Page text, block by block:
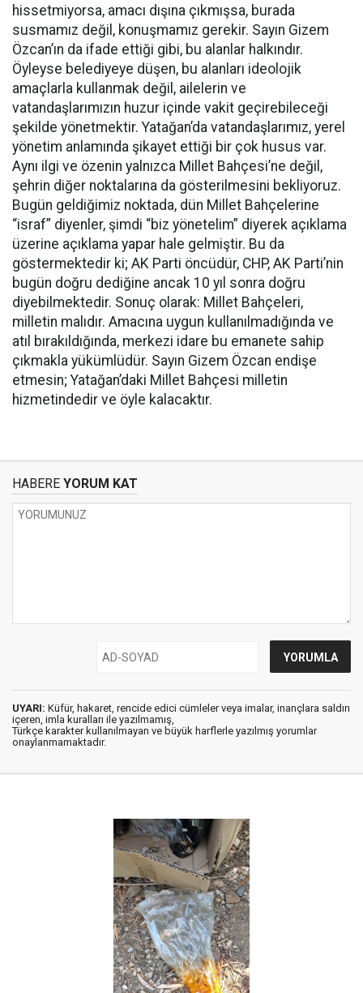
hissetmiyorsa, amacı dışına çıkmışsa, burada
susmamız değil, konuşmamız gerekir. Sayın Gizem
Özcan’ın da ifade ettiği gibi, bu alanlar halkındır.
Öyleyse belediyeye düşen, bu alanları ideolojik
amaçlarla kullanmak değil, ailelerin ve
vatandaşlarımızın huzur içinde vakit geçirebileceği
şekilde yönetmektir. Yatağan’da vatandaşlarımız, yerel
yönetim anlamında şikayet ettiği bir çok husus var.
Aynı ilgi ve özenin yalnızca Millet Bahçesi’ne değil,
şehrin diğer noktalarına da gösterilmesini bekliyoruz.
Bugün geldiğimiz noktada, dün Millet Bahçelerine
“israf” diyenler, şimdi “biz yönetelim” diyerek açıklama
üzerine açıklama yapar hale gelmiştir. Bu da
göstermektedir ki; AK Parti öncüdür, CHP, AK Parti’nin
bugün doğru dediğine ancak 10 yıl sonra doğru
diyebilmektedir. Sonuç olarak: Millet Bahçeleri,
milletin malıdır. Amacına uygun kullanılmadığında ve
atıl bırakıldığında, merkezi idare bu emanete sahip
çıkmakla yükümlüdür. Sayın Gizem Özcan endişe
etmesin; Yatağan’daki Millet Bahçesi milletin
hizmetindedir ve öyle kalacaktır.
HABERE YORUM KAT
UYARI: Küfür, hakaret, rencide edici cümleler veya imalar, inançlara saldırı
içeren, imla kuralları ile yazılmamış,
Türkçe karakter kullanılmayan ve büyük harflerle yazılmış yorumlar
onaylanmamaktadır.